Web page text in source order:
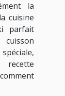
la
cuisine
parfait